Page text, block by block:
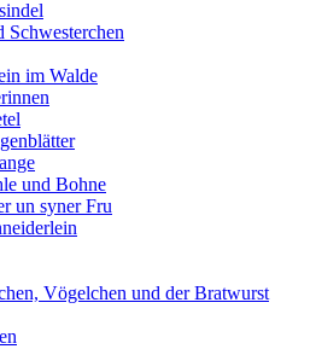
Schwesterchen
im Walde
und Bohne
un syner Fru
Vögelchen und der Bratwurst